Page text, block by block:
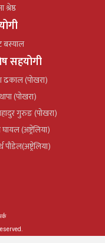
श्रेष्ठ
बस्याल
सहयोगी
(पोखरा)
(पोखरा)
गुरुङ (पोखरा)
(अष्ट्रेलिया)
पौडेल(अष्ट्रेलिया)